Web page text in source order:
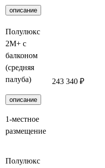
описание
Полулюкс
2М+ с
балконом
(средняя
палуба)
описание
1-местное
размещение
243 340 ₽
Полулюкс